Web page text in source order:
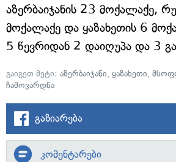
აზერბაიჯანის 23 მოქალაქე,
მოქალაქე და ყაზახეთის 6
5 წევრიდან 2 დაიღუპა და 3
გაიგეთ მეტი: აზერბაიჯანი, ყაზახეთი,
ჩამოვარდნა
გაზიარება
კომენტარები